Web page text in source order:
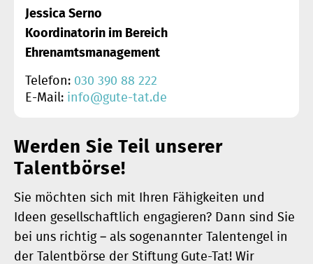
Jessica Serno
Koordinatorin im Bereich
Ehrenamtsmanagement
Telefon: 030 390 88 222
E-Mail: info@gute-tat.de
Werden Sie Teil unserer
Talentbörse!
Sie möchten sich mit Ihren Fähigkeiten und
Ideen gesellschaftlich engagieren? Dann sind Sie
bei uns richtig – als sogenannter Talentengel in
der Talentbörse der Stiftung Gute-Tat! Wir